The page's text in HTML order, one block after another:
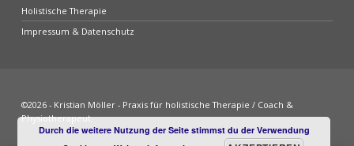
Holistische Therapie
Impressum & Datenschutz
©2026 - Kristian Möller - Praxis für holistische Therapie / Coach &
Physiotherapeut
Durch die weitere Nutzung der Seite stimmst du der Verwendung